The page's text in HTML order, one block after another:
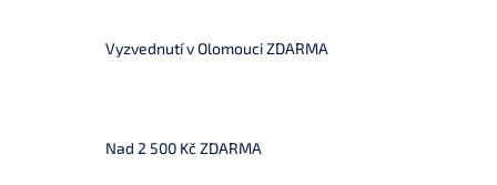
í
k
n
Vyzvednutí v Olomouci ZDARMA
Nad 2 500 Kč ZDARMA